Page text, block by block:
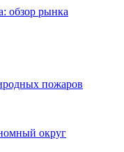
обзор рынка
пожаров
округ